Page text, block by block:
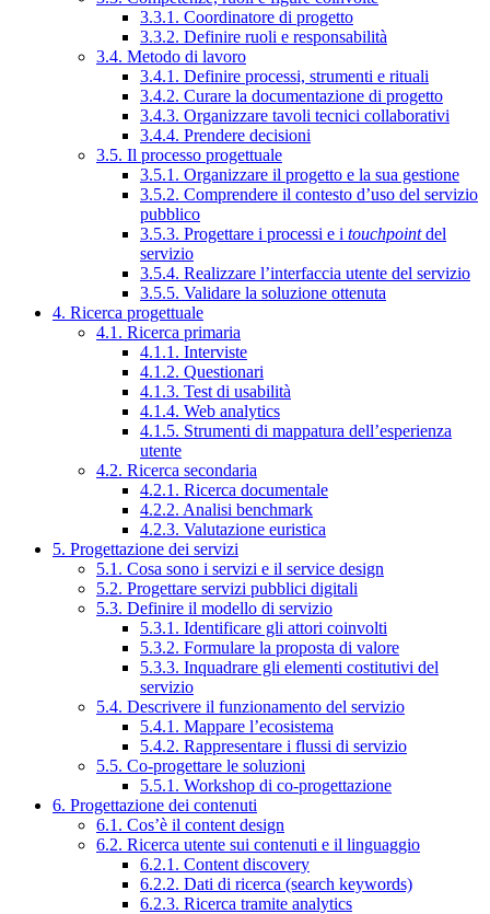
3.3.1. Coordinatore di progetto
3.3.2. Definire ruoli e responsabilità
3.4. Metodo di lavoro
3.4.1. Definire processi, strumenti e rituali
3.4.2. Curare la documentazione di progetto
3.4.3. Organizzare tavoli tecnici collaborativi
3.4.4. Prendere decisioni
3.5. Il processo progettuale
3.5.1. Organizzare il progetto e la sua gestione
3.5.2. Comprendere il contesto d’uso del servizio
pubblico
3.5.3. Progettare i processi e i touchpointdel
servizio
3.5.4. Realizzare l’interfaccia utente del servizio
3.5.5. Validare la soluzione ottenuta
4. Ricerca progettuale
4.1. Ricerca primaria
4.1.1. Interviste
4.1.2. Questionari
4.1.3. Test di usabilità
4.1.4. Web analytics
4.1.5. Strumenti di mappatura dell’esperienza
utente
4.2. Ricerca secondaria
4.2.1. Ricerca documentale
4.2.2. Analisi benchmark
4.2.3. Valutazione euristica
5. Progettazione dei servizi
5.1. Cosa sono i servizi e il service design
5.2. Progettare servizi pubblici digitali
5.3. Definire il modello di servizio
5.3.1. Identificare gli attori coinvolti
5.3.2. Formulare la proposta di valore
5.3.3. Inquadrare gli elementi costitutivi del
servizio
5.4. Descrivere il funzionamento del servizio
5.4.1. Mappare l’ecosistema
5.4.2. Rappresentare i flussi di servizio
5.5. Co-progettare le soluzioni
5.5.1. Workshop di co-progettazione
6. Progettazione dei contenuti
6.1. Cos’è il content design
6.2. Ricerca utente sui contenuti e il linguaggio
6.2.1. Content discovery
6.2.2. Dati di ricerca (search keywords)
6.2.3. Ricerca tramite analytics